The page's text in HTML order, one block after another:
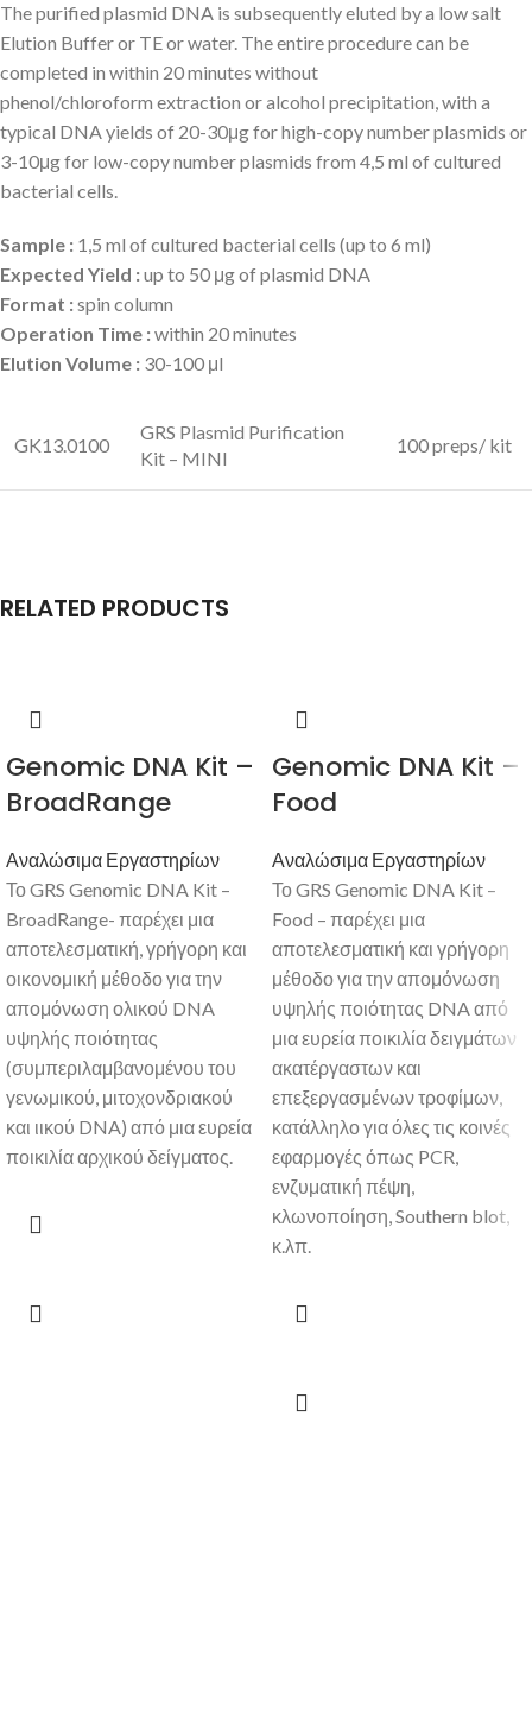
The purified plasmid DNA is subsequently eluted by a low salt
Elution Buffer or TE or water. The entire procedure can be
completed in within 20 minutes without
phenol/chloroform extraction or alcohol precipitation, with a
typical DNA yields of 20-30μg for high-copy number plasmids or
3-10μg for low-copy number plasmids from 4,5 ml of cultured
bacterial cells.
Sample : 1,5 ml of cultured bacterial cells (up to 6 ml)
Expected Yield :up to 50 μg of plasmid DNA
Format :spin column
Operation Time :within 20 minutes
Elution Volume : 30-100 μl
GK13.0100
GRS Plasmid Purification
Kit – MINI
100 preps/ kit
RELATED PRODUCTS
Genomic DNA Kit –
BroadRange
Αναλώσιμα Εργαστηρίων
Το GRS Genomic DNA Kit –
BroadRange- παρέχει μια
αποτελεσματική, γρήγορη και
οικονομική μέθοδο για την
απομόνωση ολικού DNA
υψηλής ποιότητας
(συμπεριλαμβανομένου του
γενωμικού, μιτοχονδριακού
και ιικού DNA) από μια ευρεία
ποικιλία αρχικού δείγματος.
Genomic DNA Kit –
Food
Αναλώσιμα Εργαστηρίων
Το GRS Genomic DNA Kit –
Food – παρέχει μια
αποτελεσματική και γρήγορη
μέθοδο για την απομόνωση
υψηλής ποιότητας DNA από
μια ευρεία ποικιλία δειγμάτων
ακατέργαστων και
επεξεργασμένων τροφίμων,
κατάλληλο για όλες τις κοινές
εφαρμογές όπως PCR,
ενζυματική πέψη,
κλωνοποίηση, Southern blot,
κ.λπ.